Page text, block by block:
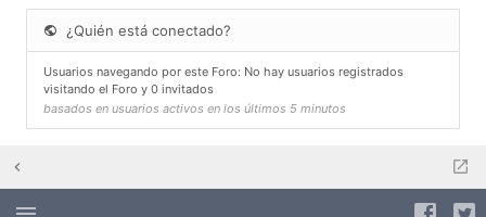
¿Quién está conectado?
Usuarios navegando por este Foro: No hay usuarios registrados
visitando el Foro y 0 invitados
basados en usuarios activos en los últimos 5 minutos